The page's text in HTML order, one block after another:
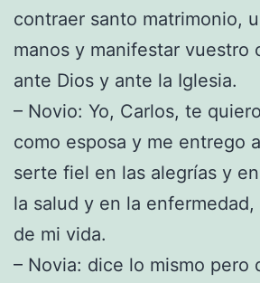
contraer santo matrimonio,
manos y manifestar vuestro
ante Dios y ante la Iglesia.
– Novio: Yo, Carlos, te
como esposa y me entrego
serte fiel en las alegrías y
la salud y en la
de mi vida.
– Novia: dice lo mismo pero